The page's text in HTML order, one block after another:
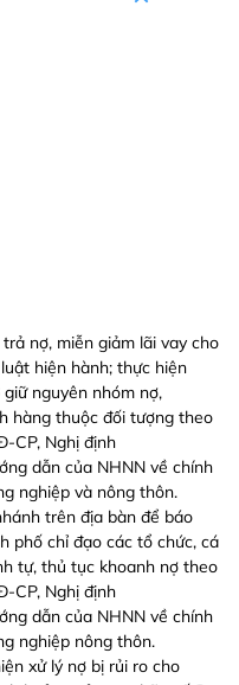
nợ, miễn giảm lãi vay cho
hiện hành; thực hiện
nguyên nhóm nợ,
hàng thuộc đối tượng theo
CP, Nghị định
dẫn của NHNN về chính
nghiệp và nông thôn.
trên địa bàn để báo
phố chỉ đạo các tổ chức, cá
tự, thủ tục khoanh nợ theo
CP, Nghị định
dẫn của NHNN về chính
nghiệp nông thôn.
xử lý nợ bị rủi ro cho